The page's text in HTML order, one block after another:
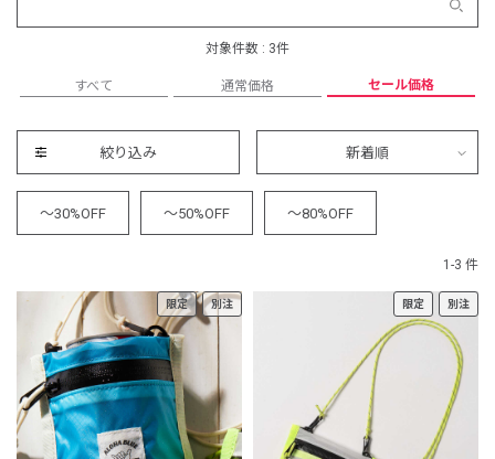
対象件数 : 3件
すべて 通常価格 セール価格
絞り込み 新着順
～30%OFF ～50%OFF ～80%OFF
1-3 件
限定 別注 限定 別注